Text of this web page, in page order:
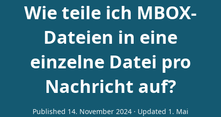
Wie teile ich MBOX-
Dateien in eine
einzelne Datei pro
Nachricht auf?
Published 14. November 2024 · Updated 1. Mai